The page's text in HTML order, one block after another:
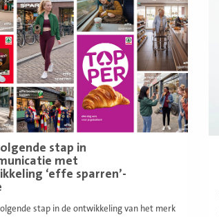
stap in
met
‘effe sparren’-
stap in de ontwikkeling van het merk